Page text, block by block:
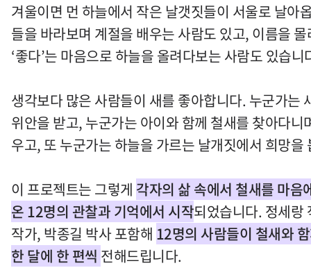
겨울이면 먼 하늘에서 작은 날갯짓들이 서울로 날아
들을 바라보며 계절을 배우는 사람도 있고, 이름을
‘좋다’는 마음으로 하늘을 올려다보는 사람도 있습니
생각보다 많은 사람들이 새를 좋아합니다. 누군가는
위안을 받고, 누군가는 아이와 함께 철새를 찾아다니
우고, 또 누군가는 하늘을 가르는 날개짓에서 희망을
이 프로젝트는 그렇게 각자의 삶 속에서 철새를 마음
온 12명의 관찰과 기억에서 시작되었습니다. 정세랑
작가, 박종길 박사 포함해 12명의 사람들이 철새와
한 달에 한 편씩 전해드립니다.